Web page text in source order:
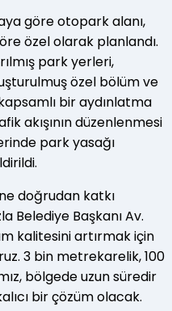
göre otopark alanı,
özel olarak planlandı.
park yerleri,
özel bölüm ve
bir aydınlatma
akışının düzenlenmesi
park yasağı
doğrudan katkı
Belediye Başkanı Av.
kalitesini artırmak için
3 bin metrekarelik, 100
bölgede uzun süredir
bir çözüm olacak.